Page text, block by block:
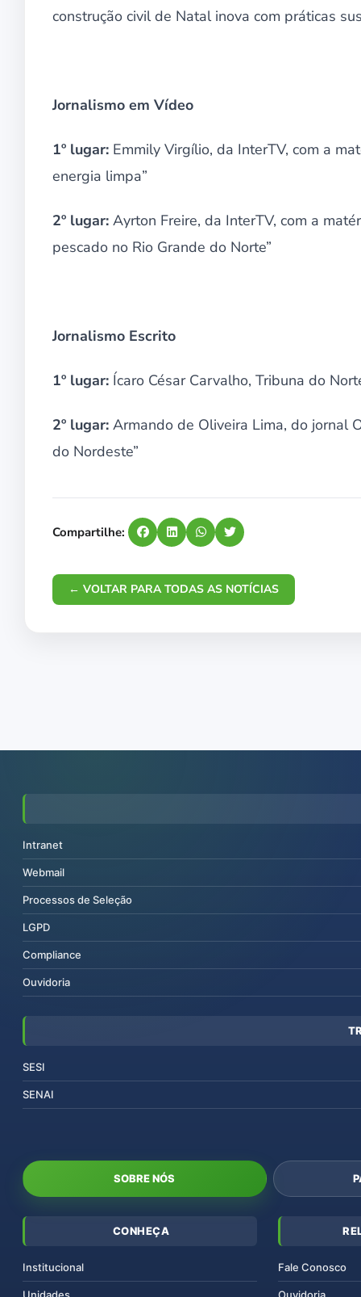
construção civil de Natal inova com práticas
Jornalismo em Vídeo
1º lugar: Emmily Virgílio, da InterTV, com a
energia limpa”
2º lugar: Ayrton Freire, da InterTV, com a
pescado no Rio Grande do Norte”
Jornalismo Escrito
1º lugar: Ícaro César Carvalho, Tribuna do
2º lugar: Armando de Oliveira Lima, do jornal
do Nordeste”
Compartilhe:
← VOLTAR PARA TODAS AS NOTÍCIAS
Intranet
Webmail
Processos de Seleção
LGPD
Compliance
Ouvidoria
SESI
SENAI
SOBRE NÓS
CONHEÇA
Institucional
Unidades
Fale Conosco
Ouvidoria